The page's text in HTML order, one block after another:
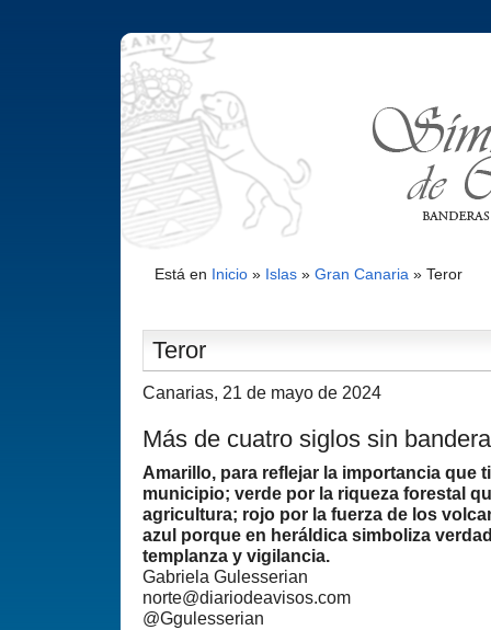
Está en Inicio» Islas» Gran Canaria » Teror
Teror
Canarias, 21 de mayo de 2024
Más de cuatro siglos sin bandera
Amarillo, para reflejar la importancia que
municipio; verde por la riqueza forestal
agricultura; rojo por la fuerza de los
azul porque en heráldica simboliza
templanza y vigilancia.
Gabriela Gulesserian
norte@diariodeavisos.com
@Ggulesserian